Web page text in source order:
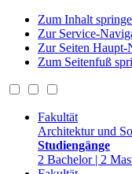
Zum Inhalt
Zur Service-
Zur Seiten Haupt-
Zum Seitenfuß
Fakultät
Architektur und
Studiengänge
2 Bachelor | 2